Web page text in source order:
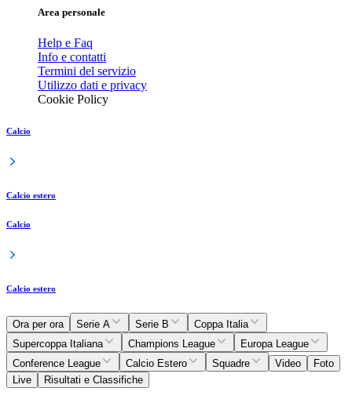
Area personale
Help e Faq
Info e contatti
Termini del servizio
Utilizzo dati e privacy
Cookie Policy
Calcio
Calcio estero
Calcio
Calcio estero
Ora per ora Serie A Serie B
Coppa Italia
Supercoppa Italiana
Champions League
Europa League
Conference League
Calcio Estero Squadre Video
Foto
Live
Risultati e Classifiche